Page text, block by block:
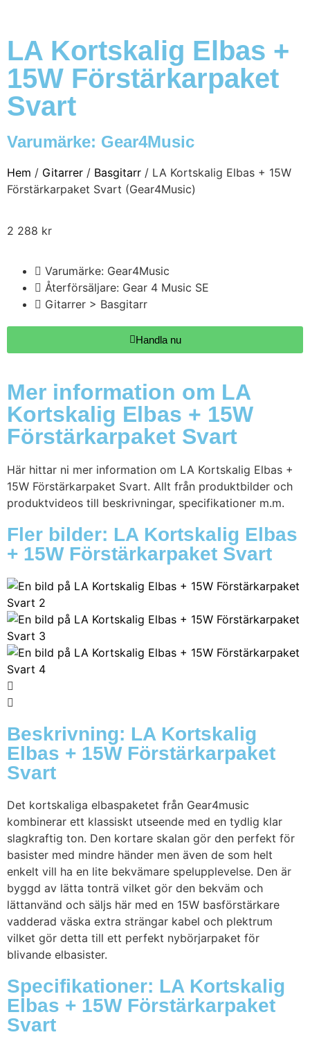
LA Kortskalig Elbas +
15W Förstärkarpaket
Svart
Varumärke: Gear4Music
Hem / Gitarrer / Basgitarr / LA Kortskalig Elbas + 15W
Förstärkarpaket Svart (Gear4Music)
2 288 kr
Varumärke: Gear4Music
Återförsäljare: Gear 4 Music SE
Gitarrer > Basgitarr
Handla nu
Mer information om LA
Kortskalig Elbas + 15W
Förstärkarpaket Svart
Här hittar ni mer information om LA Kortskalig Elbas +
15W Förstärkarpaket Svart. Allt från produktbilder och
produktvideos till beskrivningar, specifikationer m.m.
Fler bilder: LA Kortskalig Elbas
+ 15W Förstärkarpaket Svart
Beskrivning: LA Kortskalig
Elbas + 15W Förstärkarpaket
Svart
Det kortskaliga elbaspaketet från Gear4music
kombinerar ett klassiskt utseende med en tydlig klar
slagkraftig ton. Den kortare skalan gör den perfekt för
basister med mindre händer men även de som helt
enkelt vill ha en lite bekvämare spelupplevelse. Den är
byggd av lätta tonträ vilket gör den bekväm och
lättanvänd och säljs här med en 15W basförstärkare
vadderad väska extra strängar kabel och plektrum
vilket gör detta till ett perfekt nybörjarpaket för
blivande elbasister.
Specifikationer: LA Kortskalig
Elbas + 15W Förstärkarpaket
Svart